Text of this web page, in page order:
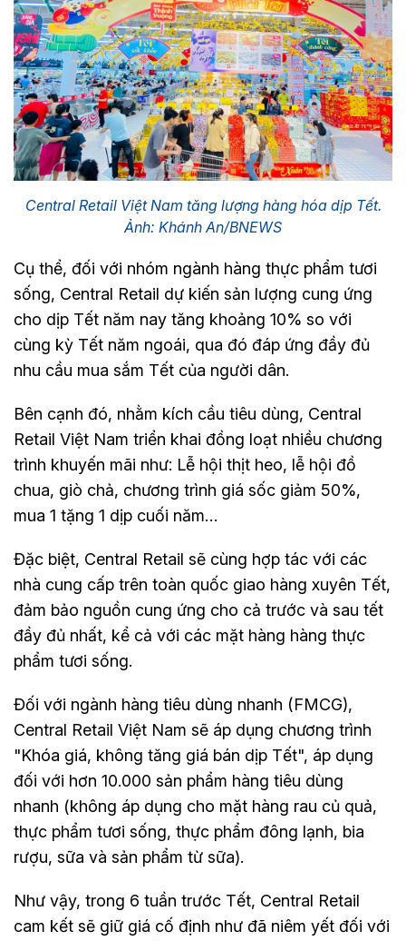
Central Retail Việt Nam tăng lượng hàng hóa dịp Tết.
Ảnh: Khánh An/BNEWS
Cụ thể, đối với nhóm ngành hàng thực phẩm tươi
sống, Central Retail dự kiến sản lượng cung ứng
cho dịp Tết năm nay tăng khoảng 10% so với
cùng kỳ Tết năm ngoái, qua đó đáp ứng đầy đủ
nhu cầu mua sắm Tết của người dân.
Bên cạnh đó, nhằm kích cầu tiêu dùng, Central
Retail Việt Nam triển khai đồng loạt nhiều chương
trình khuyến mãi như: Lễ hội thịt heo, lễ hội đồ
chua, giò chả, chương trình giá sốc giảm 50%,
mua 1 tặng 1 dịp cuối năm…
Đặc biệt, Central Retail sẽ cùng hợp tác với các
nhà cung cấp trên toàn quốc giao hàng xuyên Tết,
đảm bảo nguồn cung ứng cho cả trước và sau tết
đầy đủ nhất, kể cả với các mặt hàng hàng thực
phẩm tươi sống.
Đối với ngành hàng tiêu dùng nhanh (FMCG),
Central Retail Việt Nam sẽ áp dụng chương trình
"Khóa giá, không tăng giá bán dịp Tết", áp dụng
đối với hơn 10.000 sản phẩm hàng tiêu dùng
nhanh (không áp dụng cho mặt hàng rau củ quả,
thực phẩm tươi sống, thực phẩm đông lạnh, bia
rượu, sữa và sản phẩm từ sữa).
Như vậy, trong 6 tuần trước Tết, Central Retail
cam kết sẽ giữ giá cố định như đã niêm yết đối với